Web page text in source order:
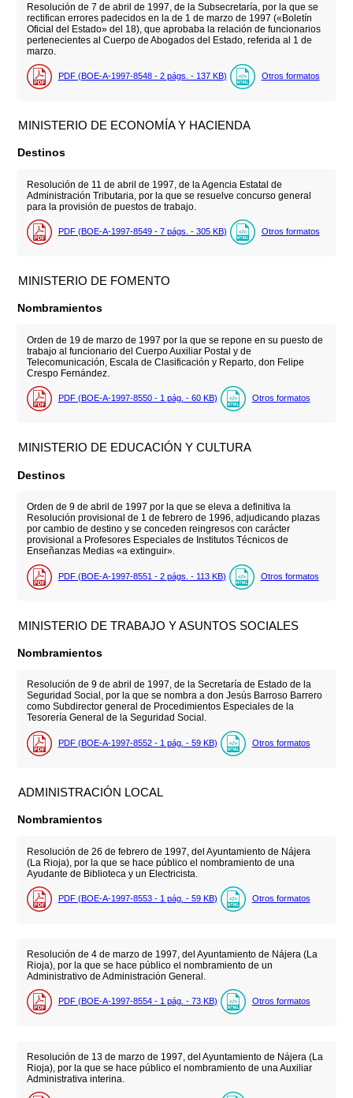
Resolución de 7 de abril de 1997, de la Subsecretaría, por la que se
rectifican errores padecidos en la de 1 de marzo de 1997 («Boletín
Oficial del Estado» del 18), que aprobaba la relación de funcionarios
pertenecientes al Cuerpo de Abogados del Estado, referida al 1 de
marzo.
PDF (BOE-A-1997-8548 - 2 págs. - 137 KB) Otros formatos
MINISTERIO DE ECONOMÍA Y HACIENDA
Destinos
Resolución de 11 de abril de 1997, de la Agencia Estatal de
Administración Tributaria, por la que se resuelve concurso general
para la provisión de puestos de trabajo.
PDF (BOE-A-1997-8549 - 7 págs. - 305 KB) Otros formatos
MINISTERIO DE FOMENTO
Nombramientos
Orden de 19 de marzo de 1997 por la que se repone en su puesto de
trabajo al funcionario del Cuerpo Auxiliar Postal y de
Telecomunicación, Escala de Clasificación y Reparto, don Felipe
Crespo Fernández.
PDF (BOE-A-1997-8550 - 1 pág. - 60 KB) Otros formatos
MINISTERIO DE EDUCACIÓN Y CULTURA
Destinos
Orden de 9 de abril de 1997 por la que se eleva a definitiva la
Resolución provisional de 1 de febrero de 1996, adjudicando plazas
por cambio de destino y se conceden reingresos con carácter
provisional a Profesores Especiales de Institutos Técnicos de
Enseñanzas Medias «a extinguir».
PDF (BOE-A-1997-8551 - 2 págs. - 113 KB) Otros formatos
MINISTERIO DE TRABAJO Y ASUNTOS SOCIALES
Nombramientos
Resolución de 9 de abril de 1997, de la Secretaría de Estado de la
Seguridad Social, por la que se nombra a don Jesús Barroso Barrero
como Subdirector general de Procedimientos Especiales de la
Tesorería General de la Seguridad Social.
PDF (BOE-A-1997-8552 - 1 pág. - 59 KB) Otros formatos
ADMINISTRACIÓN LOCAL
Nombramientos
Resolución de 26 de febrero de 1997, del Ayuntamiento de Nájera
(La Rioja), por la que se hace público el nombramiento de una
Ayudante de Biblioteca y un Electricista.
PDF (BOE-A-1997-8553 - 1 pág. - 59 KB) Otros formatos
Resolución de 4 de marzo de 1997, del Ayuntamiento de Nájera (La
Rioja), por la que se hace público el nombramiento de un
Administrativo de Administración General.
PDF (BOE-A-1997-8554 - 1 pág. - 73 KB) Otros formatos
Resolución de 13 de marzo de 1997, del Ayuntamiento de Nájera (La
Rioja), por la que se hace público el nombramiento de una Auxiliar
Administrativa interina.